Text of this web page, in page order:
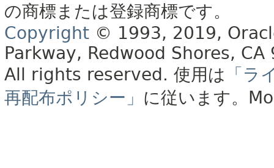
の商標または登録商標です。
Copyright © 1993, 2019,
Parkway, Redwood Shores, CA
All rights reserved. 使用は 「ラ
再配布ポリシー」 に従います。